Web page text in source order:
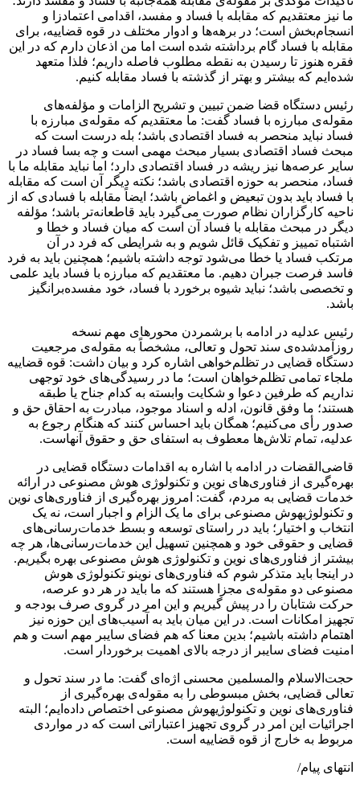
ما نیز معتقدیم که مقابله با فساد و مفسد، اقدامی اعتمادزا و
انسجام‌بخش است؛ در برهه‌ها و ادوار مختلف در قوه قضاییه، برای
مقابله با فساد گام برداشته شده است اما من اذعان دارم که در این
فقره هنوز تا رسیدن به نقطه مطلوب فاصله داریم؛ فلذا متعهد
شده‌ایم که بیشتر و بهتر از گذشته با فساد مقابله کنیم.
رئیس دستگاه قضا ضمن تبیین و تشریح الزامات و مؤلفه‌های
مقوله‌ی مبارزه با فساد گفت: ما معتقدیم که مقوله‌ی مبارزه با
فساد نباید منحصر به فساد اقتصادی باشد؛ بله درست است که
مبحث فساد اقتصادی بسیار مبحث مهمی است و چه بسا فساد در
سایر عرصه‌ها نیز ریشه در فساد اقتصادی دارد؛ اما نباید مقابله ما با
فساد، منحصر به حوزه اقتصادی باشد؛ نکته دیگر آن است که مقابله
با فساد باید بدون تبعیض و اغماض باشد؛ ایضاً مقابله با فسادی که از
ناحیه کارگزاران نظام صورت می‌گیرد باید قاطعانه‌تر باشد؛ مؤلفه
دیگر در مبحث مقابله با فساد آن است که میان فساد و خطا و
اشتباه تمییز و تفکیک قائل شویم و به شرایطی که فرد در آن
مرتکب فساد یا خطا می‌شود توجه داشته باشیم؛ همچنین باید به فرد
فاسد فرصت جبران دهیم. ما معتقدیم که مبارزه با فساد باید علمی
و تخصصی باشد؛ نباید شیوه برخورد با فساد، خود مفسده‌برانگیز
باشد.
رئیس عدلیه در ادامه با برشمردن محورهای مهم نسخه
روزآمدشده‌ی سند تحول و تعالی، مشخصاً به مقوله‌ی مرجعیت
دستگاه قضایی در تظلم‌خواهی اشاره کرد و بیان داشت: قوه قضاییه
ملجاء تمامی تظلم‌خواهان است؛ ما در رسیدگی‌های خود توجهی
نداریم که طرفین دعوا و شکایت وابسته به کدام جناح یا طبقه
هستند؛ ما وفق قانون، ادله و اسناد موجود، مبادرت به احقاق حق و
صدور رأی می‌کنیم؛ همگان باید احساس کنند که هنگام رجوع به
عدلیه، تمام تلاش‌ها معطوف به استفای حق و حقوق آنهاست.
قاضی‌القضات در ادامه با اشاره به اقدامات دستگاه قضایی در
بهره‌گیری از فناوری‌های نوین و تکنولوژی هوش مصنوعی در ارائه
خدمات قضایی به مردم، گفت: امروز بهره‌گیری از فناوری‌های نوین
و تکنولوژیهوش مصنوعی برای ما یک الزام و اجبار است، نه یک
انتخاب و اختیار؛ باید در راستای توسعه و بسط خدمات‌رسانی‌‎های
قضایی و حقوقی خود و همچنین تسهیل این خدمات‌رسانی‌ها، هر چه
بیشتر از فناوری‌های نوین و تکنولوژی هوش مصنوعی بهره بگیریم.
در اینجا باید متذکر شوم که فناوری‌های نوینو تکنولوژی هوش
مصنوعی دو مقوله‌ی مجزا هستند که ما باید در هر دو عرصه،
حرکت شتابان را در پیش گیریم و این امر در گروی صرف بودجه و
تجهیز امکانات است. در این میان باید به آسیب‌های این حوزه نیز
اهتمام داشته باشیم؛ بدین معنا که هم فضای سایبر مهم است و هم
امنیت فضای سایبر از درجه بالای اهمیت برخوردار است.
حجت‌الاسلام والمسلمین محسنی اژه‌ای گفت: ما در سند تحول و
تعالی قضایی، بخش مبسوطی را به مقوله‌ی بهره‌گیری از
فناوری‌های نوین و تکنولوژیهوش مصنوعی اختصاص داده‌ایم؛ البته
اجرائیات این امر در گروی تجهیز اعتباراتی است که در مواردی
مربوط به خارج از قوه قضاییه است.
انتهای پیام/